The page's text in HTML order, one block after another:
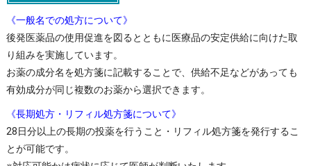
《一般名での処方について》
後発医薬品の使用促進を図るとともに医療品の安定供給に向けた取
り組みを実施しています。
お薬の成分名を処方箋に記載することで、供給不足などがあっても
有効成分が同じ複数のお薬から選択できます。
《長期処方・リフィル処方箋について》
28日分以上の長期の投薬を行うこと・リフィル処方箋を発行するこ
とが可能です。